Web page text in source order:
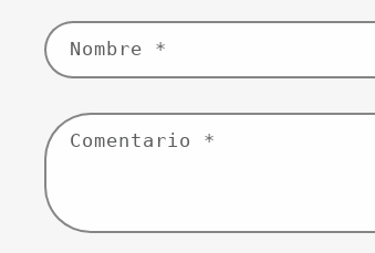
Nombre *
Comentario *